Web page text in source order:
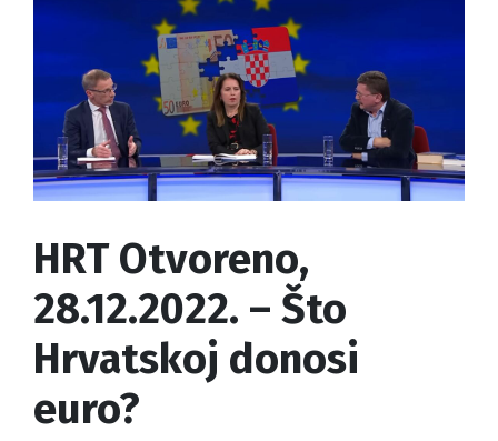
HRT Otvoreno,
28.12.2022. – Što
Hrvatskoj donosi
euro?